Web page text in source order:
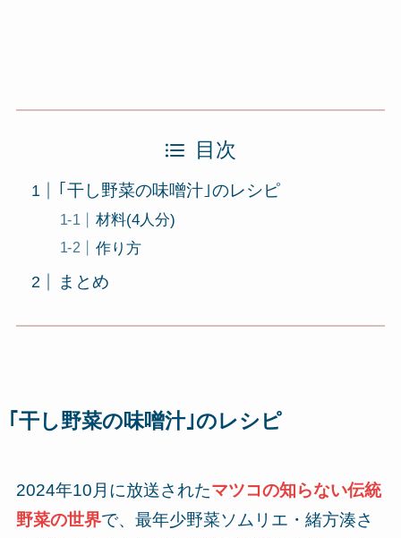
目次
｢干し野菜の味噌汁｣のレシピ
材料(4人分)
作り方
まとめ
｢干し野菜の味噌汁｣のレシピ
2024年10月に放送されたマツコの知らない伝統
野菜の世界で、最年少野菜ソムリエ・緒方湊さ